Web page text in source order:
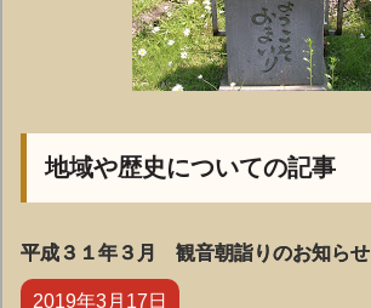
地域や歴史についての記事
平成３１年３月 観音朝詣りのお知らせ
2019年3月17日